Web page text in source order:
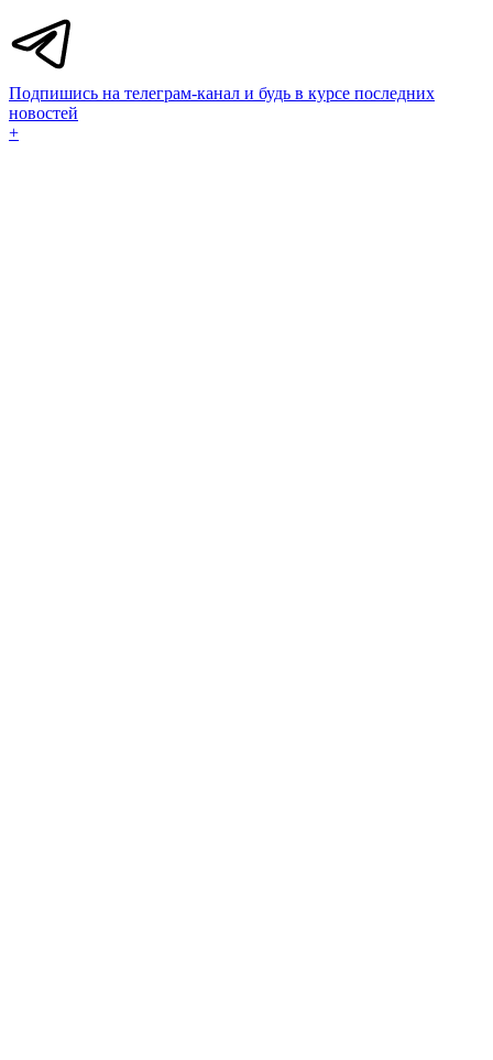
Подпишись на телеграм-канал и будь в курсе последних
новостей
+